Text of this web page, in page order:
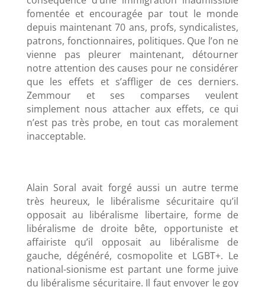
fomentée et encouragée par tout le monde
depuis maintenant 70 ans, profs, syndicalistes,
patrons, fonctionnaires, politiques. Que l’on ne
vienne pas pleurer maintenant, détourner
notre attention des causes pour ne considérer
que les effets et s’affliger de ces derniers.
Zemmour et ses comparses veulent
simplement nous attacher aux effets, ce qui
n’est pas très probe, en tout cas moralement
inacceptable.
Alain Soral avait forgé aussi un autre terme
très heureux, le libéralisme sécuritaire qu’il
opposait au libéralisme libertaire, forme de
libéralisme de droite bête, opportuniste et
affairiste qu’il opposait au libéralisme de
gauche, dégénéré, cosmopolite et LGBT+. Le
national-sionisme est partant une forme juive
du libéralisme sécuritaire. Il faut envoyer le goy